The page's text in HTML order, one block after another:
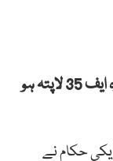
واشنگٹن: امریکہ کا مہنگا ترین جنگی طیارہ ایف 35 لاپتہ ہو
حکام نے